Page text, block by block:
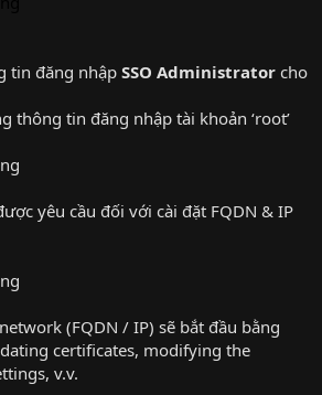
tin đăng nhậpSSO Administrator cho
thông tin đăng nhập tài khoản ‘root’
yêu cầu đối với cài đặt FQDN & IP
(FQDN / IP) sẽ bắt đầu bằng
certificates, modifying the
v.v.